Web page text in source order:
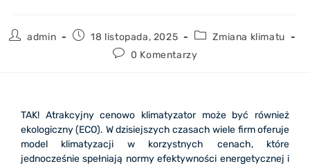
admin 18 listopada, 2025
Zmiana klimatu
0 Komentarzy
TAK! Atrakcyjny cenowo klimatyzator może być również
ekologiczny (ECO). W dzisiejszych czasach wiele firm oferuje
model klimatyzacji w korzystnych cenach, które
jednocześnie spełniają normy efektywności energetycznej i